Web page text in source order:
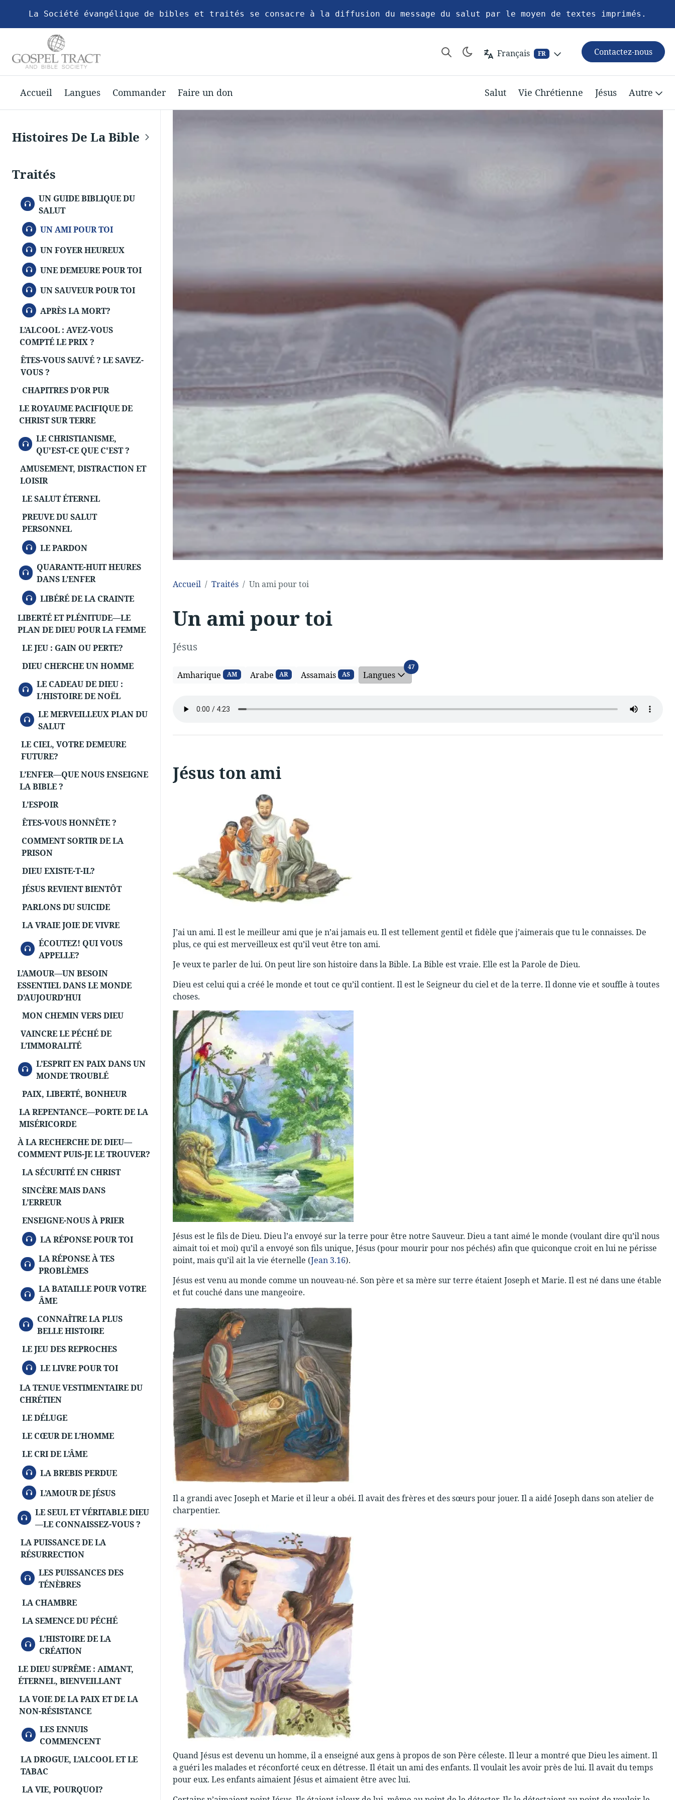
La Société évangélique de bibles et traités se consacre à la diffusion du message du salut par le moyen de textes imprimés.
Français FR Contactez-nous
Accueil Langues Commander Faire un don Salut Vie Chrétienne Jésus Autre
Histoires De La Bible
Traités
AUDIO
UN GUIDE BIBLIQUE DU
SALUT
AUDIO
UN AMI POUR TOI
AUDIO
UN FOYER HEUREUX
AUDIO
UNE DEMEURE POUR TOI
AUDIO
UN SAUVEUR POUR TOI
AUDIO
APRÈS LA MORT?
L’ALCOOL : AVEZ-VOUS
COMPTÉ LE PRIX ?
ÊTES-VOUS SAUVÉ ? LE SAVEZ-
VOUS ?
CHAPITRES D’OR PUR
LE ROYAUME PACIFIQUE DE
CHRIST SUR TERRE
AUDIOLE CHRISTIANISME,
QU'EST-CE QUE C'EST ?
AMUSEMENT, DISTRACTION ET
LOISIR
LE SALUT ÉTERNEL
PREUVE DU SALUT
PERSONNEL
AUDIOLE PARDON
AUDIO
QUARANTE-HUIT HEURES
DANS L’ENFER
AUDIO
LIBÉRÉ DE LA CRAINTE
LIBERTÉ ET PLÉNITUDE—LE
PLAN DE DIEU POUR LA FEMME
LE JEU : GAIN OU PERTE?
DIEU CHERCHE UN HOMME
AUDIOLE CADEAU DE DIEU :
L’HISTOIRE DE NOËL
AUDIOLE MERVEILLEUX PLAN DU
SALUT
LE CIEL, VOTRE DEMEURE
FUTURE?
L’ENFER—QUE NOUS ENSEIGNE
LA BIBLE ?
L’ESPOIR
ÊTES-VOUS HONNÊTE ?
COMMENT SORTIR DE LA
PRISON
DIEU EXISTE-T-IL?
JÉSUS REVIENT BIENTÔT
PARLONS DU SUICIDE
LA VRAIE JOIE DE VIVRE
AUDIO
ÉCOUTEZ! QUI VOUS
APPELLE?
L’AMOUR—UN BESOIN
ESSENTIEL DANS LE MONDE
D’AUJOURD’HUI
MON CHEMIN VERS DIEU
VAINCRE LE PÉCHÉ DE
L’IMMORALITÉ
AUDIO
L’ESPRIT EN PAIX DANS UN
MONDE TROUBLÉ
PAIX, LIBERTÉ, BONHEUR
LA REPENTANCE—PORTE DE LA
MISÉRICORDE
À LA RECHERCHE DE DIEU—
COMMENT PUIS-JE LE TROUVER?
LA SÉCURITÉ EN CHRIST
SINCÈRE MAIS DANS
L’ERREUR
ENSEIGNE-NOUS À PRIER
AUDIOLA RÉPONSE POUR TOI
AUDIO
LA RÉPONSE À TES
PROBLÈMES
AUDIO
LA BATAILLE POUR VOTRE
ÂME
AUDIO
CONNAÎTRE LA PLUS
BELLE HISTOIRE
LE JEU DES REPROCHES
AUDIOLE LIVRE POUR TOI
LA TENUE VESTIMENTAIRE DU
CHRÉTIEN
LE DÉLUGE
LE CŒUR DE L’HOMME
LE CRI DE L’ÂME
AUDIOLA BREBIS PERDUE
AUDIO
L’AMOUR DE JÉSUS
AUDIO
LE SEUL ET VÉRITABLE DIEU
—LE CONNAISSEZ-VOUS ?
LA PUISSANCE DE LA
RÉSURRECTION
AUDIO
LES PUISSANCES DES
TÉNÈBRES
LA CHAMBRE
LA SEMENCE DU PÉCHÉ
AUDIO
L’HISTOIRE DE LA
CRÉATION
LE DIEU SUPRÊME : AIMANT,
ÉTERNEL, BIENVEILLANT
LA VOIE DE LA PAIX ET DE LA
NON-RÉSISTANCE
AUDIO
LES ENNUIS
COMMENCENT
LA DROGUE, L’ALCOOL ET LE
TABAC
LA VIE, POURQUOI?
Accueil Traités Un ami pour toi
Un ami pour toi
Jésus
Amharique AM Arabe AR Assamais AS Langues
47Langues
Jésus ton ami
J’ai un ami. Il est le meilleur ami que je n’ai jamais eu. Il est tellement gentil et fidèle que j’aimerais que tu le connaisses. De
plus, ce qui est merveilleux est qu’il veut être ton ami.
Je veux te parler de lui. On peut lire son histoire dans la Bible. La Bible est vraie. Elle est la Parole de Dieu.
Dieu est celui qui a créé le monde et tout ce qu’il contient. Il est le Seigneur du ciel et de la terre. Il donne vie et souffle à toutes
choses.
Jésus est le fils de Dieu. Dieu l’a envoyé sur la terre pour être notre Sauveur. Dieu a tant aimé le monde (voulant dire qu’il nous
aimait toi et moi) qu’il a envoyé son fils unique, Jésus (pour mourir pour nos péchés) afin que quiconque croit en lui ne périsse
point, mais qu’il ait la vie éternelle (Jean 3.16).
Jésus est venu au monde comme un nouveau-né. Son père et sa mère sur terre étaient Joseph et Marie. Il est né dans une étable
et fut couché dans une mangeoire.
Il a grandi avec Joseph et Marie et il leur a obéi. Il avait des frères et des sœurs pour jouer. Il a aidé Joseph dans son atelier de
charpentier.
Quand Jésus est devenu un homme, il a enseigné aux gens à propos de son Père céleste. Il leur a montré que Dieu les aiment. Il
a guéri les malades et réconforté ceux en détresse. Il était un ami des enfants. Il voulait les avoir près de lui. Il avait du temps
pour eux. Les enfants aimaient Jésus et aimaient être avec lui.